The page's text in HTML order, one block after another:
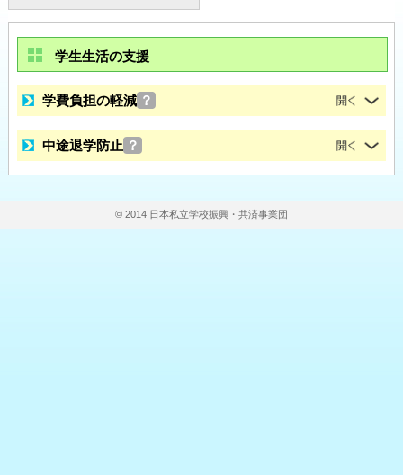
学生生活の支援
学費負担の軽減 ？
中途退学防止 ？
© 2014 日本私立学校振興・共済事業団